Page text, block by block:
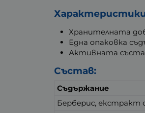
Хранителната
Една опаковка
Активната
Състав:
Съдържание
Берберис,